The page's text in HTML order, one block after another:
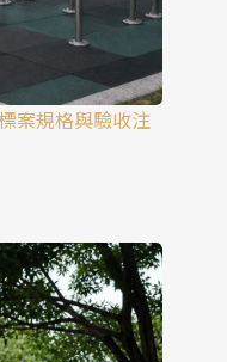
案規格與驗收注